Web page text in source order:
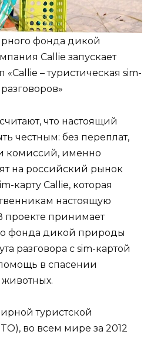
фонда дикой
Callie запускает
– туристическая sim-
что настоящий
честным: без переплат,
комиссий, именно
на российский рынок
карту Callie, которая
настоящую
проекте принимает
фонда дикой природы
разговора с sim-картой
в спасении
туристской
во всем мире за 2012